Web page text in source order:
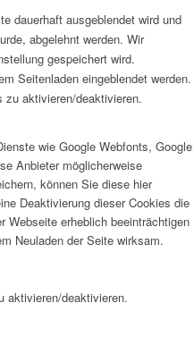
dauerhaft ausgeblendet wird und
abgelehnt werden. Wir
gespeichert wird.
Seitenladen eingeblendet werden.
zu aktivieren/deaktivieren.
wie Google Webfonts, Google
Anbieter möglicherweise
können Sie diese hier
Deaktivierung dieser Cookies die
Webseite erheblich beeinträchtigen
Neuladen der Seite wirksam.
aktivieren/deaktivieren.